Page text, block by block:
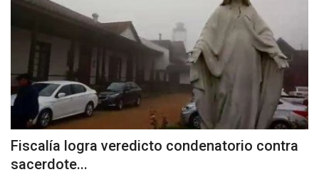
Tribunales
Deporte
Política
Espectáculos
Fiscalía logra veredicto condenatorio contra
sacerdote...